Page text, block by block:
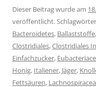
Dieser Beitrag wurde am
veröffentlicht.
Bacteroidetes, Ballaststoffe,
Clostridiales,Clostridiales
Einfachzucker,
Honig, Italiener, Jäger,
Fettsäuren,